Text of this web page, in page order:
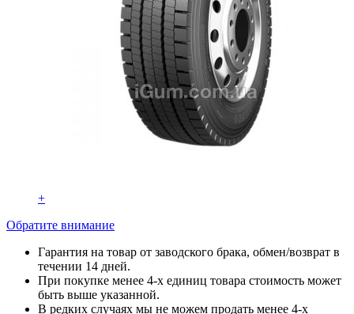
+
Обратите внимание
Гарантия на товар от заводского брака, обмен/возврат в
течении 14 дней.
При покупке менее 4-х единиц товара стоимость может
быть выше указанной.
В редких случаях мы не можем продать менее 4-х